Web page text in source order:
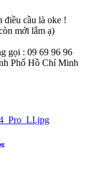
điều cầu là oke !
mới lắm ạ)
gọi : 09 69 96 96
Phố Hồ Chí Minh